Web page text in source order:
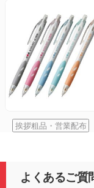
挨拶粗品・営業配布
よくあるご質